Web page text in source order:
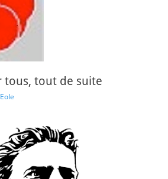
tous, tout de suite
Eole